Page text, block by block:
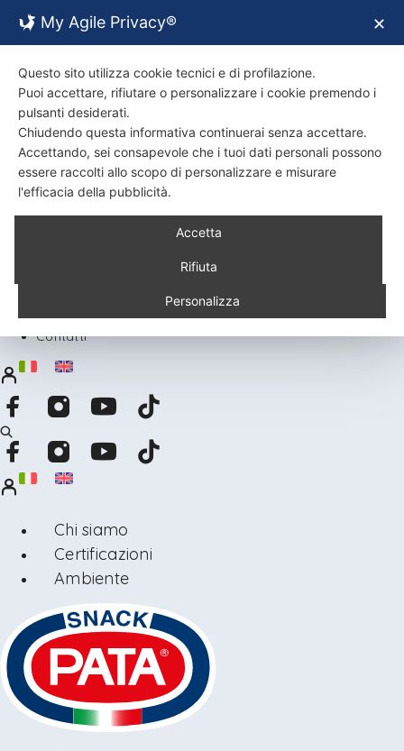
Back
Ricette
Contatti
Chi siamo
Certificazioni
Ambiente
My Agile Privacy® ✕
Questo sito utilizza cookie tecnici e di profilazione.
Puoi accettare, rifiutare o personalizzare i cookie premendo i
pulsanti desiderati.
Chiudendo questa informativa continuerai senza accettare.
Accettando, sei consapevole che i tuoi dati personali possono
essere raccolti allo scopo di personalizzare e misurare
l'efficacia della pubblicità.
Accetta
Rifiuta
Personalizza